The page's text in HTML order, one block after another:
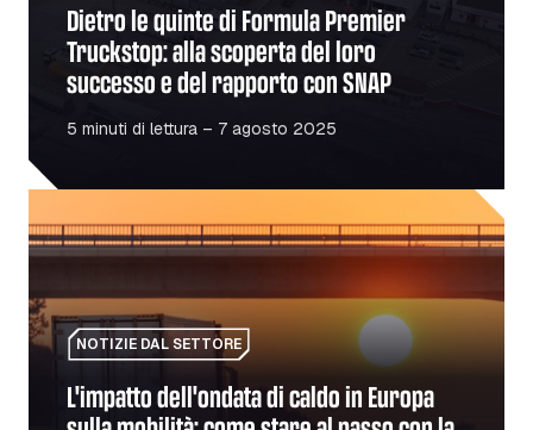
Dietro le quinte di Formula Premier
Truckstop: alla scoperta del loro
successo e del rapporto con SNAP
5 minuti di lettura – 7 agosto 2025
L'impatto dell'ondata di caldo in Europa sulla mobilità:
NOTIZIE DAL SETTORE
L'impatto dell'ondata di caldo in Europa